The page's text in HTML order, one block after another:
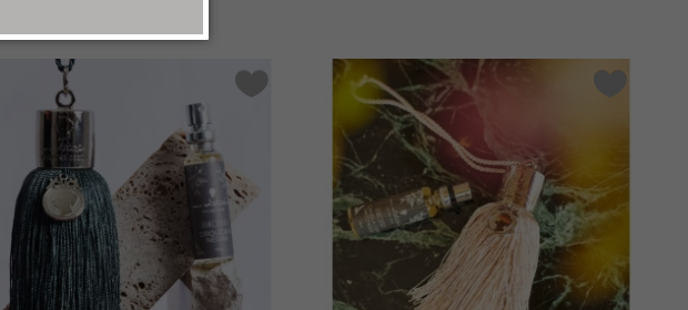
Ainda não há comentários para este produto.